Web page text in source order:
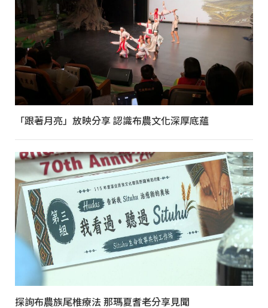
「跟著月亮」放映分享 認識布農文化深厚底蘊
探詢布農族尾椎療法 那瑪夏耆老分享見聞